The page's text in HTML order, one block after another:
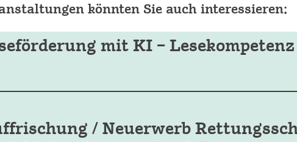
könnten Sie auch interessieren:
mit KI –
/ Neuerwerb